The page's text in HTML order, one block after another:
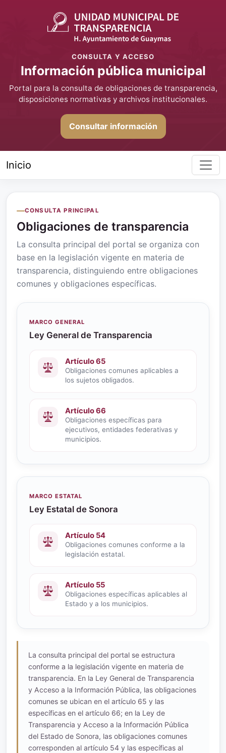
CONSULTA Y ACCESO
Información pública municipal
Portal para la consulta de obligaciones de transparencia,
disposiciones normativas y archivos institucionales.
Consultar información
Inicio
CONSULTA PRINCIPAL
Obligaciones de transparencia
La consulta principal del portal se organiza con
base en la legislación vigente en materia de
transparencia, distinguiendo entre obligaciones
comunes y obligaciones específicas.
MARCO GENERAL
Ley General de Transparencia
Artículo 65
Obligaciones comunes aplicables a
los sujetos obligados.
Artículo 66
Obligaciones específicas para
ejecutivos, entidades federativas y
municipios.
MARCO ESTATAL
Ley Estatal de Sonora
Artículo 54
Obligaciones comunes conforme a la
legislación estatal.
Artículo 55
Obligaciones específicas aplicables al
Estado y a los municipios.
La consulta principal del portal se estructura
conforme a la legislación vigente en materia de
transparencia. En la Ley General de Transparencia
y Acceso a la Información Pública, las obligaciones
comunes se ubican en el artículo 65 y las
específicas en el artículo 66; en la Ley de
Transparencia y Acceso a la Información Pública
del Estado de Sonora, las obligaciones comunes
corresponden al artículo 54 y las específicas al